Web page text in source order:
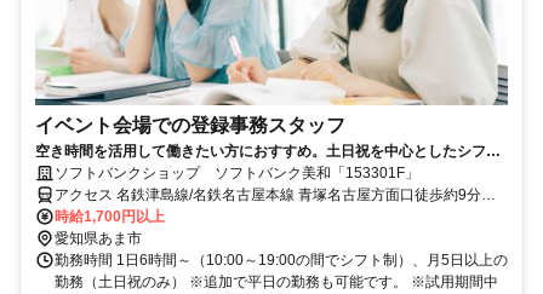
イベント会場での登録事務スタッフ
空き時間を活用して働きたい方におすすめ。土日祝を中心としたシフト
のアルバイトです。ライフスタイルに合わせて勤務でき、収入アップも
目指せます。
ソフトバンクショップ ソフトバンク美和「153301F」
アクセス 名鉄津島線/名鉄名古屋本線 青塚名古屋方面口徒歩約9分、
名鉄津島線 木田徒歩約18分、名鉄津島線/名鉄名古屋本線 勝幡北口徒
歩約32分
時給1,700円以上
愛知県あま市
勤務時間 1日6時間～（10:00～19:00の間でシフト制）、月5日以上の
勤務（土日祝のみ） ※追加で平日の勤務も可能です。 ※試用期間中